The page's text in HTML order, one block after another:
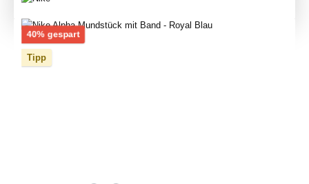
Bildergalerie überspringen
40% gespartRabatt
Tipp